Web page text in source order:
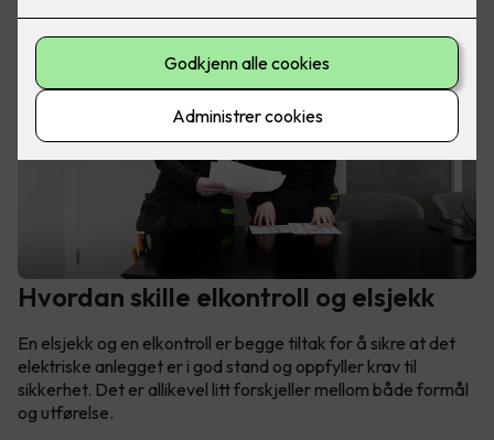
Hvordan skille elkontroll og elsjekk
En elsjekk og en elkontroll er begge tiltak for å sikre at det
elektriske anlegget er i god stand og oppfyller krav til
sikkerhet. Det er allikevel litt forskjeller mellom både formål
og utførelse.